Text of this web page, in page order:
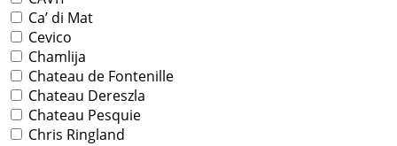
Ca’ di Mat
Cevico
Chamlija
Chateau de Fontenille
Chateau Dereszla
Chateau Pesquie
Chris Ringland